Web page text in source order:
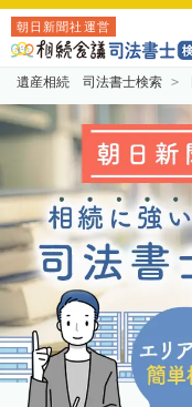
朝日新聞社運営
遺産相続 司法書士検索